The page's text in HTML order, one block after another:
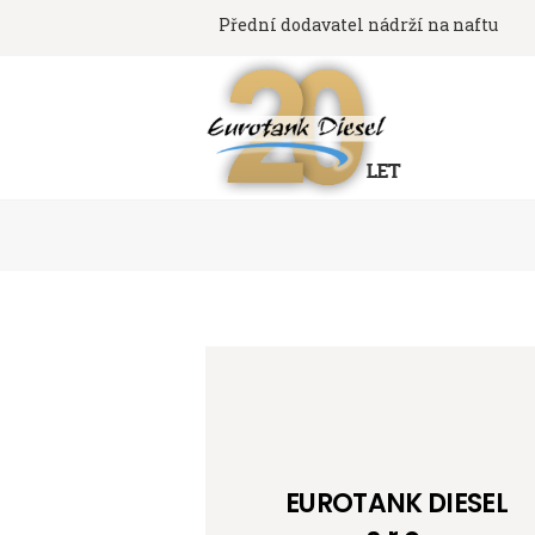
Přední dodavatel nádrží na naftu
EUROTANK DIESEL